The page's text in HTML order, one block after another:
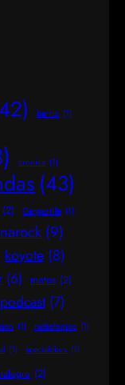
barrio (1)
cronica (1)
(43)
(2) Gargantilla (1)
(9)
koyote (8)
(6) motos (2)
podcast (7)
(1) radiofonico (1)
(1) specialobus (1)
(2)